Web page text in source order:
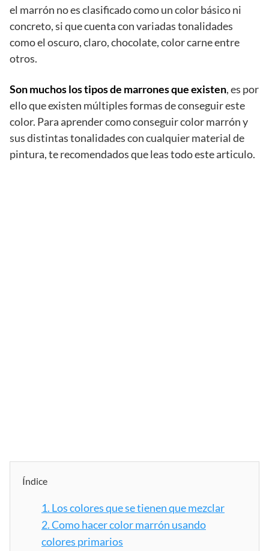
el marrón no es clasificado como un color básico ni
concreto, si que cuenta con variadas tonalidades
como el oscuro, claro, chocolate, color carne entre
otros.
Son muchos los tipos de marrones que existen, es por
ello que existen múltiples formas de conseguir este
color. Para aprender como conseguir color marrón y
sus distintas tonalidades con cualquier material de
pintura, te recomendados que leas todo este articulo.
Índice
1. Los colores que se tienen que mezclar
2.Como hacer color marrón usando
colores primarios